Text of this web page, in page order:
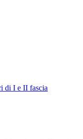
di I e II fascia